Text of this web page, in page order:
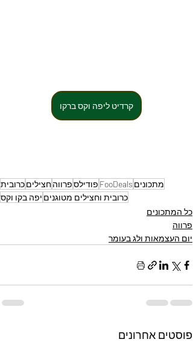
קרדיט ליפה וקס ברקו
מתכונים FooDeals פודילספרווהחציליםכרובית
כרובית וחצילים מטוגנים יפה בקו וקס
כל המתכונים
פרווה
יום העצמאות ולג בעומר
פוסטים אחרונים